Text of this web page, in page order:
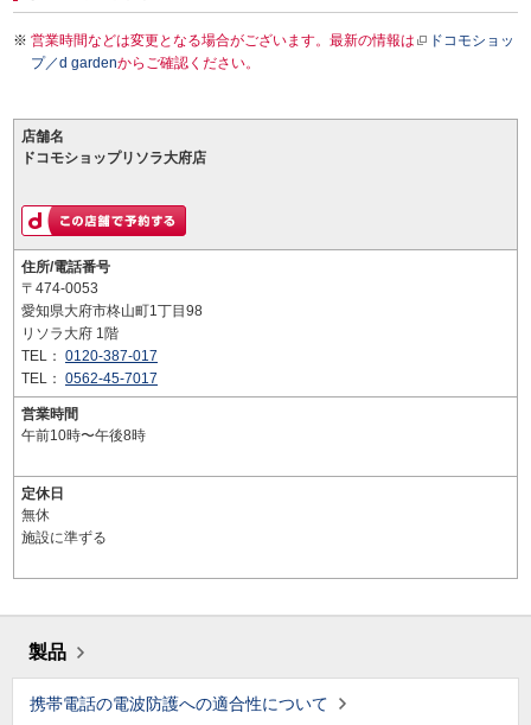
営業時間などは変更となる場合がございます。最新の情報は
ドコモショッ
プ／d gardenからご確認ください。
店舗名
ドコモショップリソラ大府店
住所/電話番号
〒474-0053
愛知県大府市柊山町1丁目98
リソラ大府 1階
TEL： 0120-387-017
TEL： 0562-45-7017
営業時間
午前10時〜午後8時
定休日
無休
施設に準ずる
製品
携帯電話の電波防護への適合性について